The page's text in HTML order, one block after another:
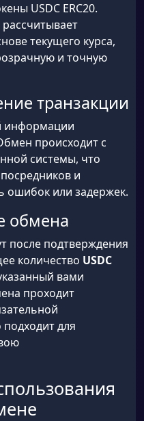
USDC ERC20.
текущего курса,
и точную
транзакции
информации
происходит с
системы, что
и
ошибок или задержек.
обмена
после подтверждения
количество USDC
вами
проходит
для